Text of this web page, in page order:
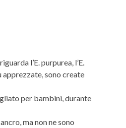
l’E. purpurea, l’E.
apprezzate, sono create
per bambini, durante
ma non ne sono